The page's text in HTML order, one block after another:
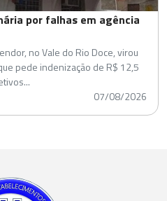
por falhas em agência
no Vale do Rio Doce, virou
pede indenização de R$ 12,5
07/08/2026